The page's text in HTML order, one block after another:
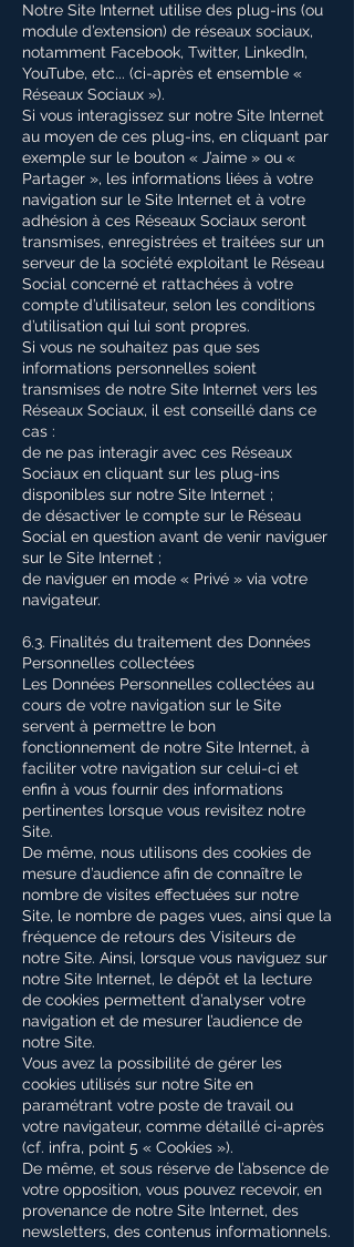
Notre Site Internet utilise des plug-ins (ou
module d’extension) de réseaux sociaux,
notamment Facebook, Twitter, LinkedIn,
YouTube, etc... (ci-après et ensemble «
Réseaux Sociaux »).
Si vous interagissez sur notre Site Internet
au moyen de ces plug-ins, en cliquant par
exemple sur le bouton « J’aime » ou «
Partager », les informations liées à votre
navigation sur le Site Internet et à votre
adhésion à ces Réseaux Sociaux seront
transmises, enregistrées et traitées sur un
serveur de la société exploitant le Réseau
Social concerné et rattachées à votre
compte d’utilisateur, selon les conditions
d’utilisation qui lui sont propres.
Si vous ne souhaitez pas que ses
informations personnelles soient
transmises de notre Site Internet vers les
Réseaux Sociaux, il est conseillé dans ce
cas :
de ne pas interagir avec ces Réseaux
Sociaux en cliquant sur les plug-ins
disponibles sur notre Site Internet ;
de désactiver le compte sur le Réseau
Social en question avant de venir naviguer
sur le Site Internet ;
de naviguer en mode « Privé » via votre
navigateur.
6.3. Finalités du traitement des Données
Personnelles collectées
Les Données Personnelles collectées au
cours de votre navigation sur le Site
servent à permettre le bon
fonctionnement de notre Site Internet, à
faciliter votre navigation sur celui-ci et
enfin à vous fournir des informations
pertinentes lorsque vous revisitez notre
Site.
De même, nous utilisons des cookies de
mesure d’audience afin de connaître le
nombre de visites effectuées sur notre
Site, le nombre de pages vues, ainsi que la
fréquence de retours des Visiteurs de
notre Site. Ainsi, lorsque vous naviguez sur
notre Site Internet, le dépôt et la lecture
de cookies permettent d’analyser votre
navigation et de mesurer l’audience de
notre Site.
Vous avez la possibilité de gérer les
cookies utilisés sur notre Site en
paramétrant votre poste de travail ou
votre navigateur, comme détaillé ci-après
(cf. infra, point 5 « Cookies »).
De même, et sous réserve de l’absence de
votre opposition, vous pouvez recevoir, en
provenance de notre Site Internet, des
newsletters, des contenus informationnels.